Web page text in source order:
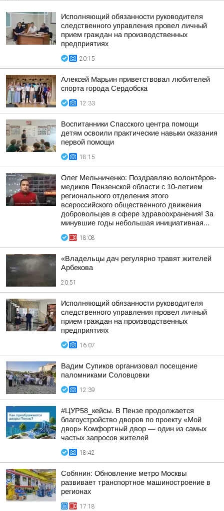
Исполняющий обязанности руководителя
следственного управления провел личный
прием граждан на производственных
предприятиях
20:15
Алексей Марьин приветствовал любителей
спорта города Сердобска
12:33
Воспитанники Спасского центра помощи
детям освоили практические навыки оказания
первой помощи
18:15
Олег Мельниченко: Поздравляю волонтёров-
медиков Пензенской области с 10-летием
регионального отделения этого
всероссийского общественного движения
добровольцев в сфере здравоохранения! За
минувшие годы небольшая инициативная...
18:08
«Владельцы дач регулярно травят жителей
Арбекова
20:51
Исполняющий обязанности руководителя
следственного управления провел личный
прием граждан на производственных
предприятиях
16:07
Вадим Супиков организовал посещение
паломниками Соловцовки
12:39
#ЦУР58_кейсы. В Пензе продолжается
благоустройство дворов по проекту «Мой
двор» Комфортный двор — один из самых
частых запросов жителей
18:42
Собянин: Обновление метро Москвы
развивает транспортное машиностроение в
регионах
17:18